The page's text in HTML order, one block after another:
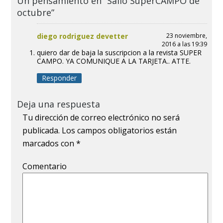
octubre”
diego rodriguez devetter
23 noviembre,
2016 a las 19:39
quiero dar de baja la suscripcion a la revista SUPER
CAMPO. YA COMUNIQUE A LA TARJETA.. ATTE.
Responder
Deja una respuesta
Tu dirección de correo electrónico no será
publicada. Los campos obligatorios están
marcados con*
Comentario